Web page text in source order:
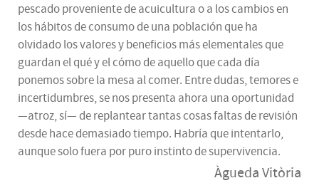
pescado proveniente de acuicultura o a los cambios en
los hábitos de consumo de una población que ha
olvidado los valores y beneficios más elementales que
guardan el qué y el cómo de aquello que cada día
ponemos sobre la mesa al comer. Entre dudas, temores e
incertidumbres, se nos presenta ahora una oportunidad
—atroz, sí— de replantear tantas cosas faltas de revisión
desde hace demasiado tiempo. Habría que intentarlo,
aunque solo fuera por puro instinto de supervivencia.
Àgueda Vitòria